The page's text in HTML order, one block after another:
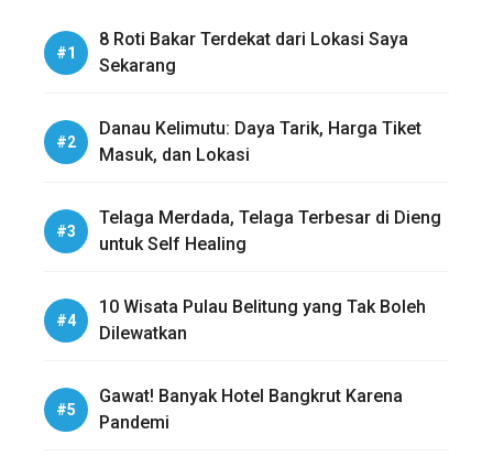
8 Roti Bakar Terdekat dari Lokasi Saya
Sekarang
Danau Kelimutu: Daya Tarik, Harga Tiket
Masuk, dan Lokasi
Telaga Merdada, Telaga Terbesar di Dieng
untuk Self Healing
10 Wisata Pulau Belitung yang Tak Boleh
Dilewatkan
Gawat! Banyak Hotel Bangkrut Karena
Pandemi